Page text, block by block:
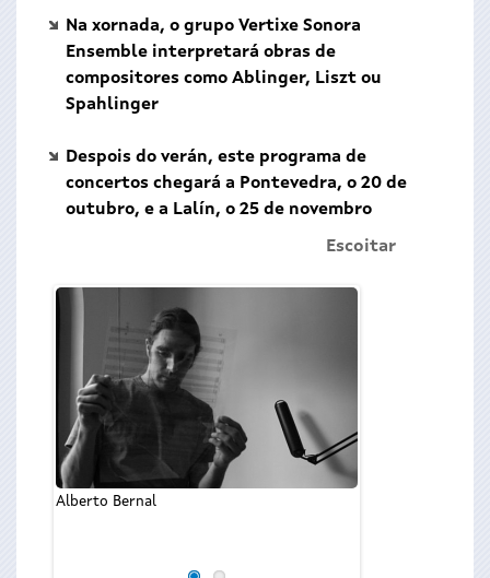
Na xornada, o grupo Vertixe Sonora
Ensemble interpretará obras de
compositores como Ablinger, Liszt ou
Spahlinger
Despois do verán, este programa de
concertos chegará a Pontevedra, o 20 de
outubro, e a Lalín, o 25 de novembro
Escoitar
Alberto Bernal